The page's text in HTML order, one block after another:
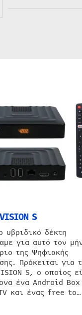
S
υβριδικό δέκτη
για αυτό τον
της Ψηφιακής
Πρόκειται για
S, ο οποίος
ένα Android
και ένας free to…